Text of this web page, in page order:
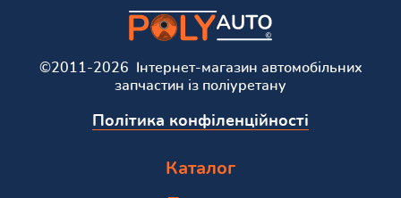
©2011-2026 Інтернет-магазин автомобільних
запчастин із поліуретану
Політика конфіленційності
Каталог